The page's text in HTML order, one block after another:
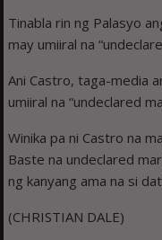
Tinabla rin ng Palasyo
may umiiral na
Ani Castro, taga-media
umiiral na “undeclared
Winika pa ni Castro na
Baste na undeclared
ng kanyang ama na si
(CHRISTIAN DALE)